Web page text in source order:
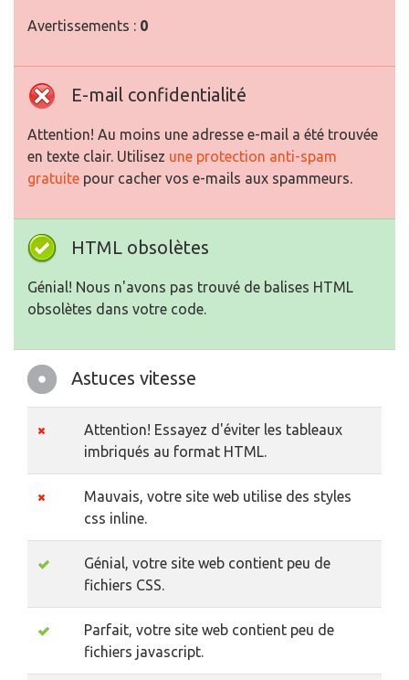
Avertissements : 0
E-mail confidentialité
Attention! Au moins une adresse e-mail a été trouvée
en texte clair. Utilisez une protection anti-spam
gratuite pour cacher vos e-mails aux spammeurs.
HTML obsolètes
Génial! Nous n'avons pas trouvé de balises HTML
obsolètes dans votre code.
Astuces vitesse
Attention! Essayez d'éviter les tableaux
imbriqués au format HTML.
Mauvais, votre site web utilise des styles
css inline.
Génial, votre site web contient peu de
fichiers CSS.
Parfait, votre site web contient peu de
fichiers javascript.